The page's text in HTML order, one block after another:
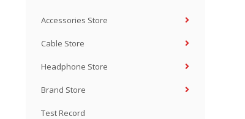
Accessories Store
Cable Store
Headphone Store
Brand Store
Test Record